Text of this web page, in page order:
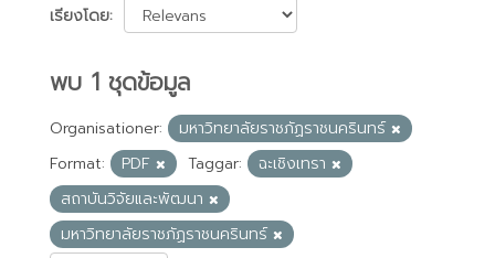
เรียงโดย
พบ 1 ชุดข้อมูล
Organisationer:
มหาวิทยาลัยราชภัฏราชนครินทร์
Format:
PDF Taggar:
ฉะเชิงเทรา
สถาบันวิจัยและพัฒนา
มหาวิทยาลัยราชภัฏราชนครินทร์